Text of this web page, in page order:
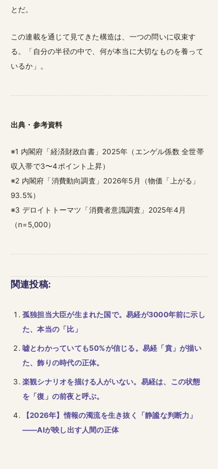
とだ。
この連載を通じて見てきた構造は、一つの問いに収束す
る。「自分の半径の中で、何が本当に大切なものを養って
いるか」。
出典・参考資料
※1 内閣府「経済財政白書」2025年（エンゲル係数 全世帯
収入帯で3〜4ポイント上昇）
※2 内閣府「消費動向調査」2026年5月（物価「上がる」
93.5%）
※3 デロイトトーマツ「消費者意識調査」2025年4月
（n=5,000）
関連投稿:
孤独担当大臣が生まれた国で。易経が3000年前に示し
た、本当の「比」
嘘とわかっていても50%が信じる。易経「賁」が描い
た、飾りの時代の正体。
楽観シナリオを描ける人がいない。易経は、この状態
を「復」の前夜と呼ぶ。
【2026年】情報の濁流を生き抜く「静謐な判断力」
——AIが映し出す人間の正体